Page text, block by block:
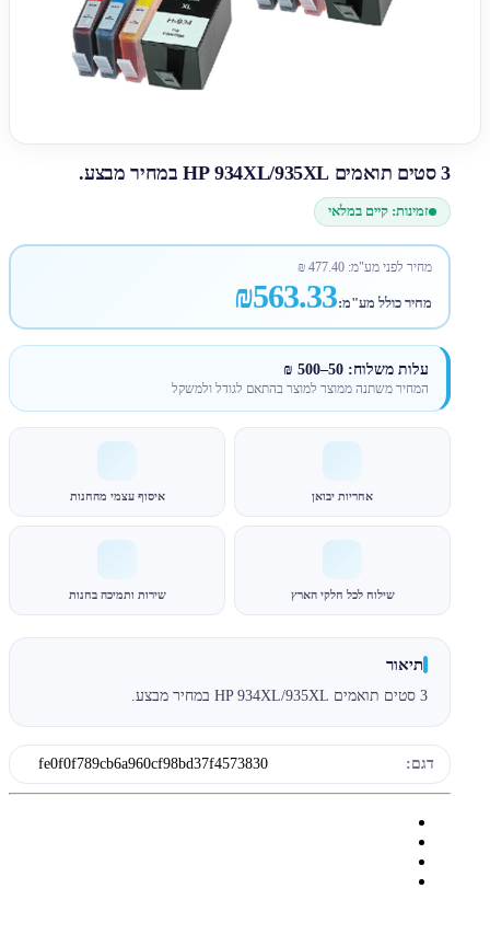
3 סטים תואמים HP 934XL/935XL במחיר מבצע.
זמינות: קיים במלאי
מחיר לפני מע"מ:477.40
₪
מחיר כולל מע"מ:₪563.33
עלות משלוח: 50–500 ₪
המחיר משתנה ממוצר למוצר בהתאם לגודל ולמשקל
אחריות יבואן איסוף עצמי מהחנות
שילוח לכל חלקי הארץ שירות ותמיכה בחנות
תיאור
3 סטים תואמים HP 934XL/935XL במחיר מבצע.
דגם: fe0f0f789cb6a960cf98bd37f4573830